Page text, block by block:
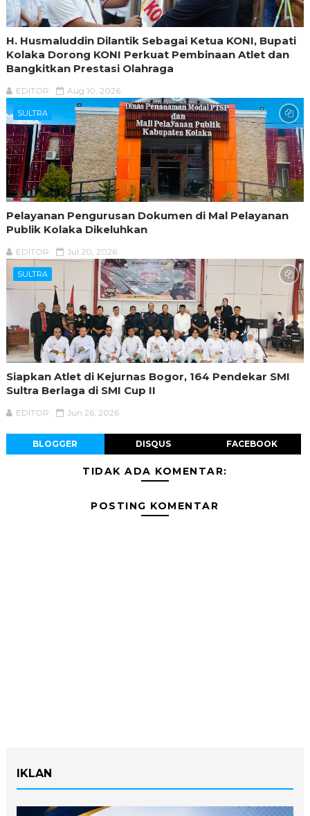
H. Husmaluddin Dilantik Sebagai Ketua KONI, Bupati
Kolaka Dorong KONI Perkuat Pembinaan Atlet dan
Bangkitkan Prestasi Olahraga
EDITOR Aug 10, 2026
SULTRA
Pelayanan Pengurusan Dokumen di Mal Pelayanan
Publik Kolaka Dikeluhkan
EDITOR Jul 20, 2026
SULTRA
Siapkan Atlet di Kejurnas Bogor, 164 Pendekar SMI
Sultra Berlaga di SMI Cup II
EDITOR Jun 26, 2026
BLOGGER DISQUS FACEBOOK
TIDAK ADA KOMENTAR:
POSTING KOMENTAR
IKLAN